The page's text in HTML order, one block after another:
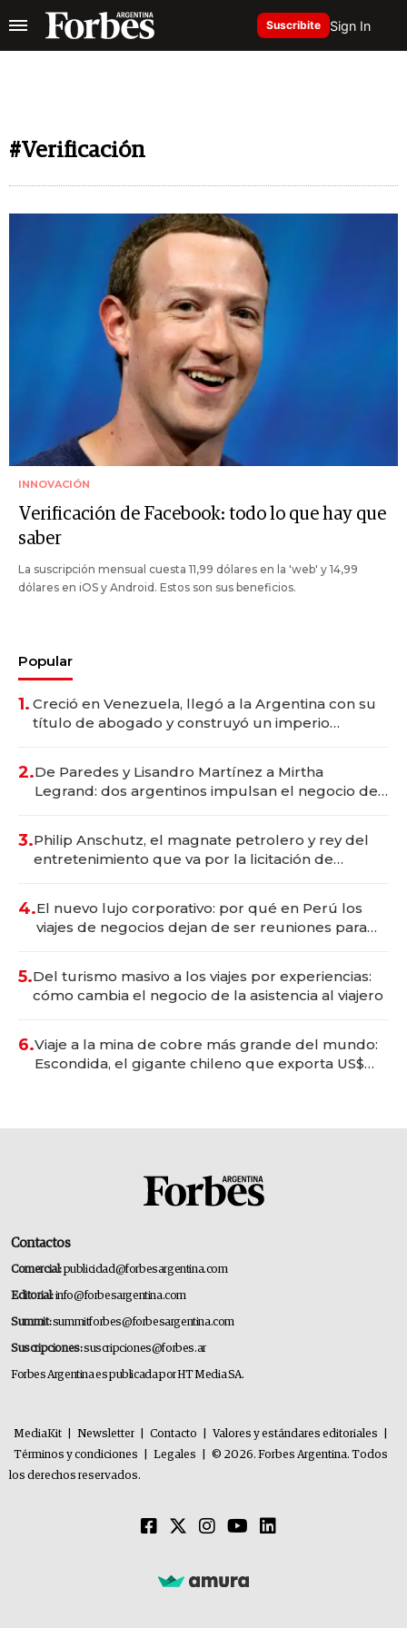
Suscribite Sign In
#Verificación
INNOVACIÓN
Verificación de Facebook: todo lo que hay que
saber
La suscripción mensual cuesta 11,99 dólares en la 'web' y 14,99
dólares en iOS y Android. Estos son sus beneficios.
Popular
1. Creció en Venezuela, llegó a la Argentina con su
título de abogado y construyó un imperio
2.De Paredes y Lisandro Martínez a Mirtha
Legrand: dos argentinos impulsan el negocio del
3.Philip Anschutz, el magnate petrolero y rey del
entretenimiento que va por la licitación de
4.El nuevo lujo corporativo: por qué en Perú los
viajes de negocios dejan de ser reuniones para
5.Del turismo masivo a los viajes por experiencias:
cómo cambia el negocio de la asistencia al viajero
6.Viaje a la mina de cobre más grande del mundo:
Escondida, el gigante chileno que exporta US$
Contactos
Comercial:publicidad@forbesargentina.com
Editorial:info@forbesargentina.com
Summit:summitforbes@forbesargentina.com
Suscripciones:suscripciones@forbes.ar
Forbes Argentina es publicada por HT Media SA.
MediaKit Newsletter Contacto Valores y estándares editoriales
Términos y condiciones
Legales
© 2026. Forbes Argentina. Todos
los derechos reservados.